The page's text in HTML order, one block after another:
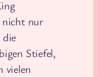
nicht nur
die
Stiefel,
vielen